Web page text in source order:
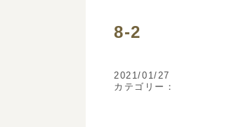
8-2
2021/01/27
カテゴリー：